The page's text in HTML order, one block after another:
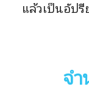
แล้วเป็นอัป
จำ